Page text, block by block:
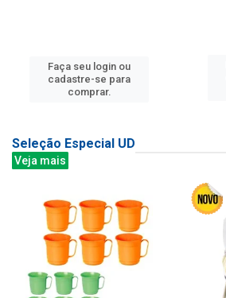
Faça seu login ou
cadastre-se para
comprar.
Seleção Especial UD
Veja mais